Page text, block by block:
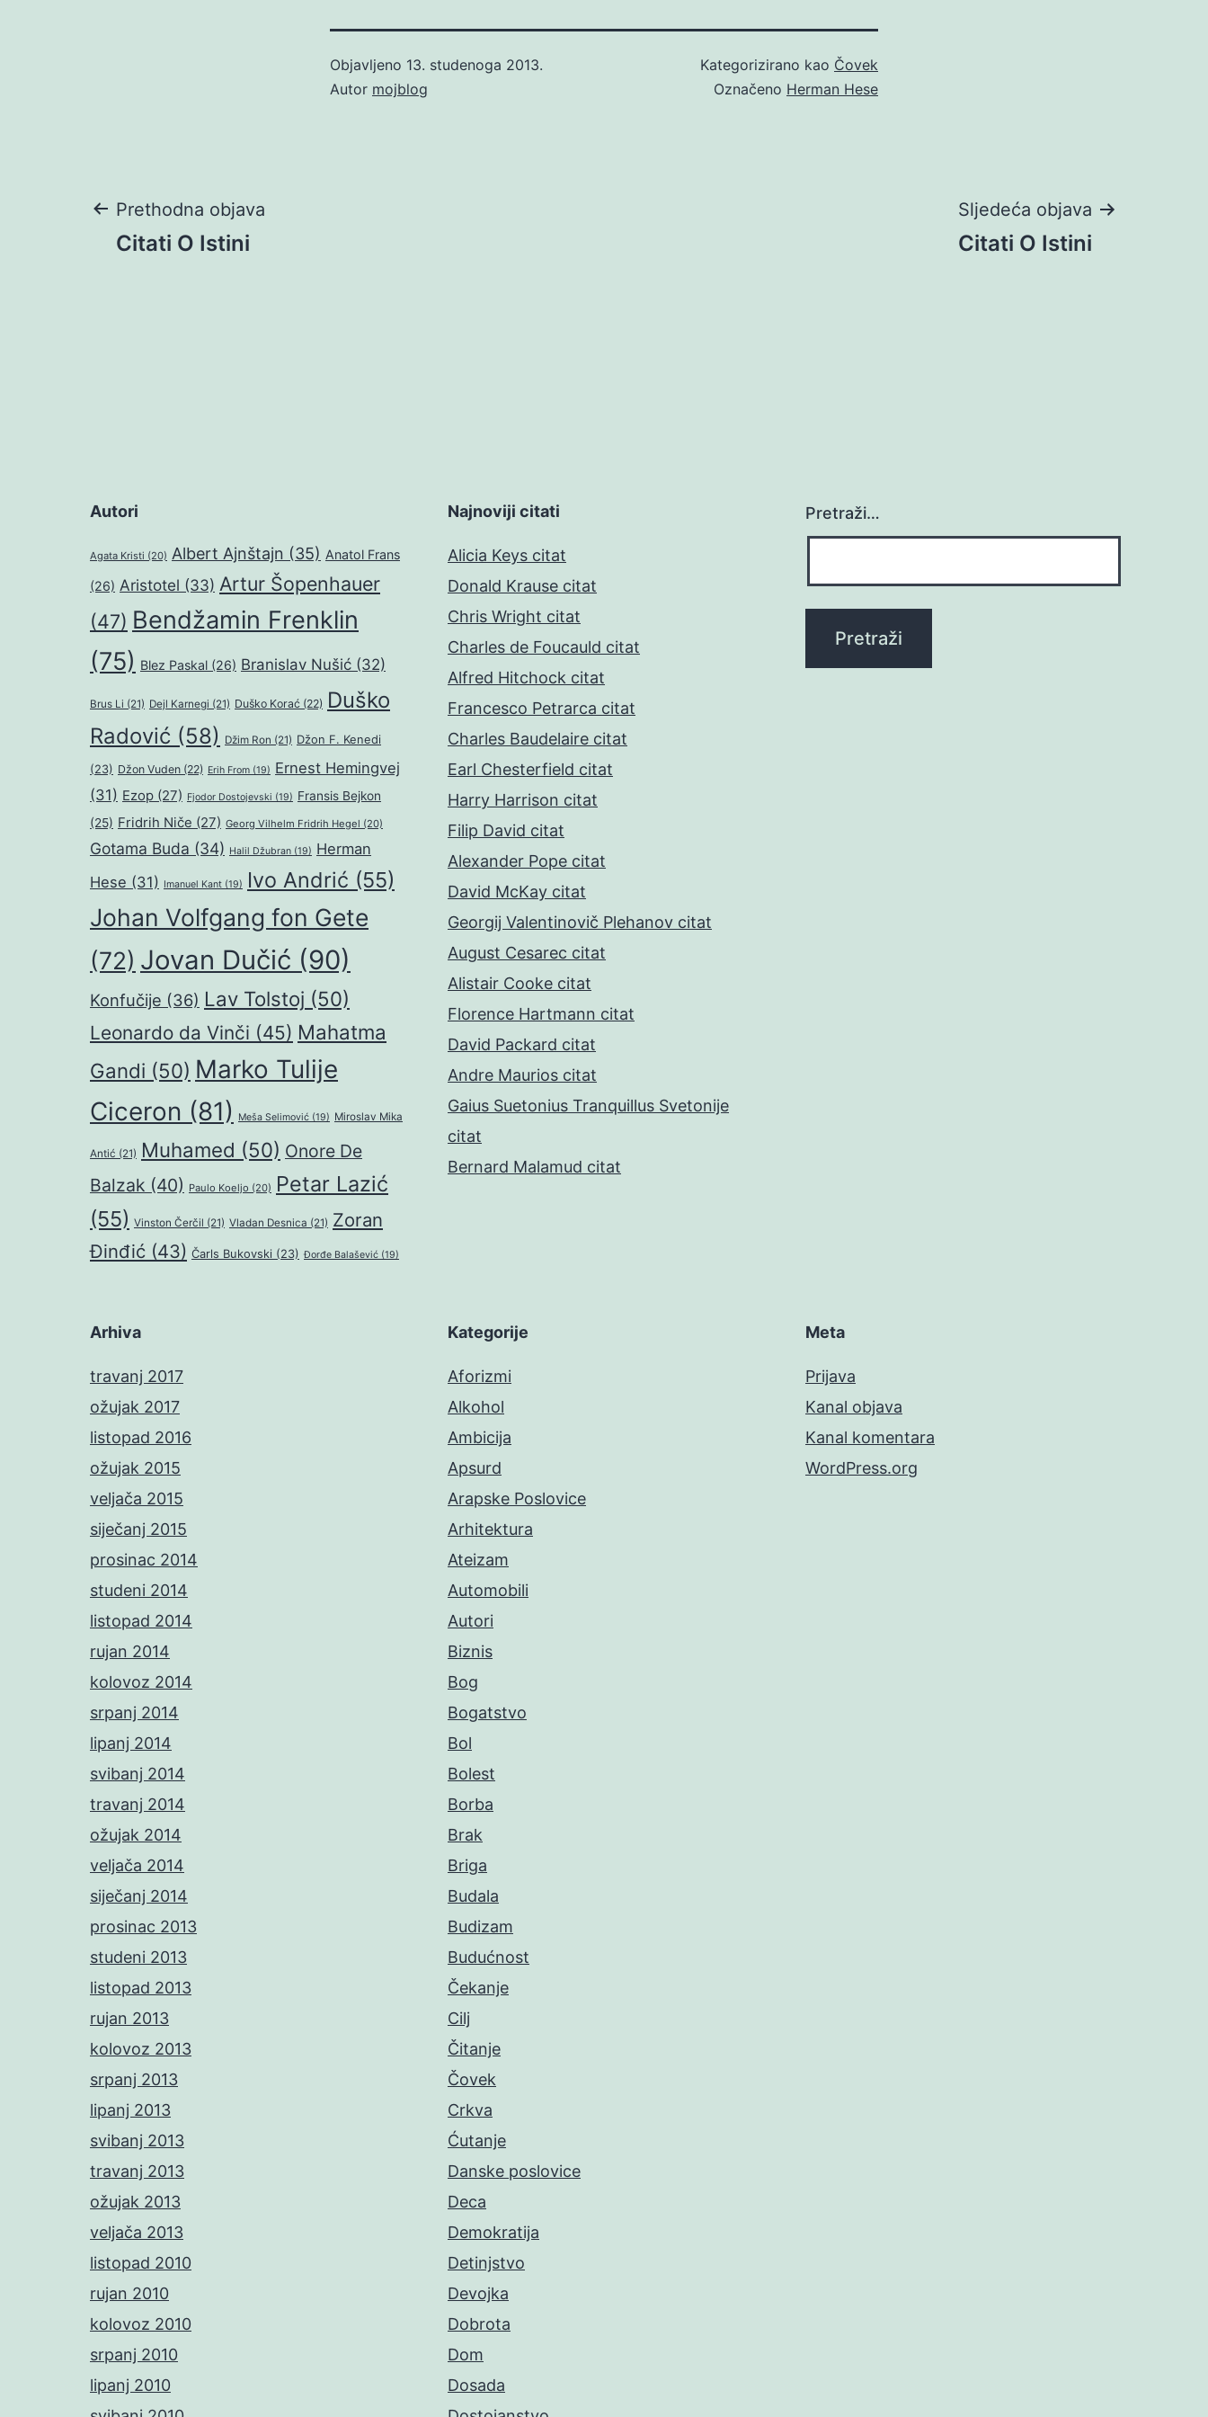
Objavljeno 13. studenoga 2013.
Autor mojblog
Kategorizirano kao Čovek
Označeno Herman Hese
Navigacija
Prethodna objava
Citati O Istini
Sljedeća objava
Citati O Istini
Autori
Agata Kristi (20) Albert Ajnštajn (35) Anatol Frans
(26) Aristotel (33) Artur Šopenhauer
(47) Bendžamin Frenklin
(75) Blez Paskal (26) Branislav Nušić (32)
Brus Li (21) Dejl Karnegi (21) Duško Korać (22) Duško
Radović (58) Džim Ron (21) Džon F. Kenedi
(23) Džon Vuden (22) Erih From (19) Ernest Hemingvej
(31) Ezop (27) Fjodor Dostojevski (19) Fransis Bejkon
(25) Fridrih Niče (27) Georg Vilhelm Fridrih Hegel (20)
Gotama Buda (34) Halil Džubran (19) Herman
Hese (31) Imanuel Kant (19) Ivo Andrić (55)
Johan Volfgang fon Gete
(72) Jovan Dučić (90)
Konfučije (36) Lav Tolstoj (50)
Leonardo da Vinči (45) Mahatma
Gandi (50) Marko Tulije
Ciceron (81) Meša Selimović (19) Miroslav Mika
Antić (21) Muhamed (50) Onore De
Balzak (40) Paulo Koeljo (20) Petar Lazić
(55) Vinston Čerčil (21) Vladan Desnica (21) Zoran
Đinđić (43) Čarls Bukovski (23) Đorđe Balašević (19)
Najnoviji citati
Alicia Keys citat
Donald Krause citat
Chris Wright citat
Charles de Foucauld citat
Alfred Hitchock citat
Francesco Petrarca citat
Charles Baudelaire citat
Earl Chesterfield citat
Harry Harrison citat
Filip David citat
Alexander Pope citat
David McKay citat
Georgij Valentinovič Plehanov citat
August Cesarec citat
Alistair Cooke citat
Florence Hartmann citat
David Packard citat
Andre Maurios citat
Gaius Suetonius Tranquillus Svetonije
citat
Bernard Malamud citat
Pretraži…
Arhiva
travanj 2017
ožujak 2017
listopad 2016
ožujak 2015
veljača 2015
siječanj 2015
prosinac 2014
studeni 2014
listopad 2014
rujan 2014
kolovoz 2014
srpanj 2014
lipanj 2014
svibanj 2014
travanj 2014
ožujak 2014
veljača 2014
siječanj 2014
prosinac 2013
studeni 2013
listopad 2013
rujan 2013
kolovoz 2013
srpanj 2013
lipanj 2013
svibanj 2013
travanj 2013
ožujak 2013
veljača 2013
listopad 2010
rujan 2010
kolovoz 2010
srpanj 2010
lipanj 2010
Kategorije
Aforizmi
Alkohol
Ambicija
Apsurd
Arapske Poslovice
Arhitektura
Ateizam
Automobili
Autori
Biznis
Bog
Bogatstvo
Bol
Bolest
Borba
Brak
Briga
Budala
Budizam
Budućnost
Čekanje
Cilj
Čitanje
Čovek
Crkva
Ćutanje
Danske poslovice
Deca
Demokratija
Detinjstvo
Devojka
Dobrota
Dom
Dosada
Meta
Prijava
Kanal objava
Kanal komentara
WordPress.org